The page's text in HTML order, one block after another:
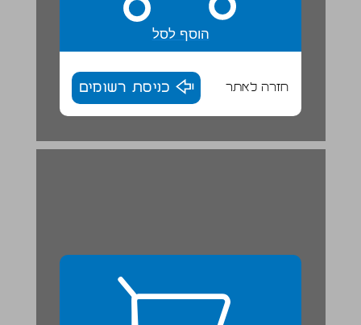
הוסף לסל
חזרה לאתר כניסת רשומים